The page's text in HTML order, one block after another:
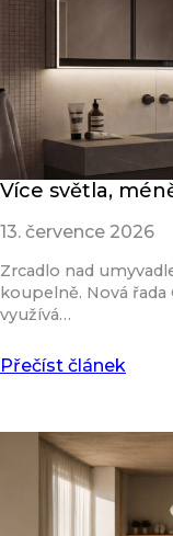
Více světla,
13. července 2026
Zrcadlo nad
koupelně. Nová řada
využívá…
Přečíst článek